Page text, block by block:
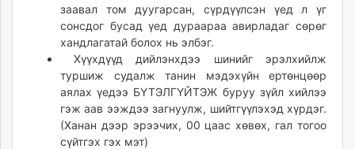
заавал том дуугарсан, сүрдүүлсэн үед л үг
сонсдог бусад үед дураараа авирладаг сөрөг
хандлагатай болох нь элбэг.
Хүүхдүүд дийлэнхдээ шинийг эрэлхийлж
туршиж судалж танин мэдэхүйн ертөнцөөр
аялах үедээ БҮТЭЛГҮЙТЭЖ буруу зүйл хийлээ
гэж аав ээждээ загнуулж, шийтгүүлэхэд хүрдэг.
(Ханан дээр эрээчих, 00 цаас хөвөх, гал тогоо
сүйтгэх гэх мэт)